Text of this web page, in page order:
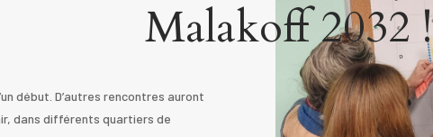
Malakoff 2032 !
début. D’autres rencontres auront
dans différents quartiers de